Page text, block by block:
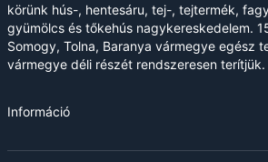
körünk hús-, hentesáru, tej-, tejtermék,
gyümölcs és tőkehús nagykereskedelem.
Somogy, Tolna, Baranya vármegye egész
vármegye déli részét rendszeresen terítjük.
Információ